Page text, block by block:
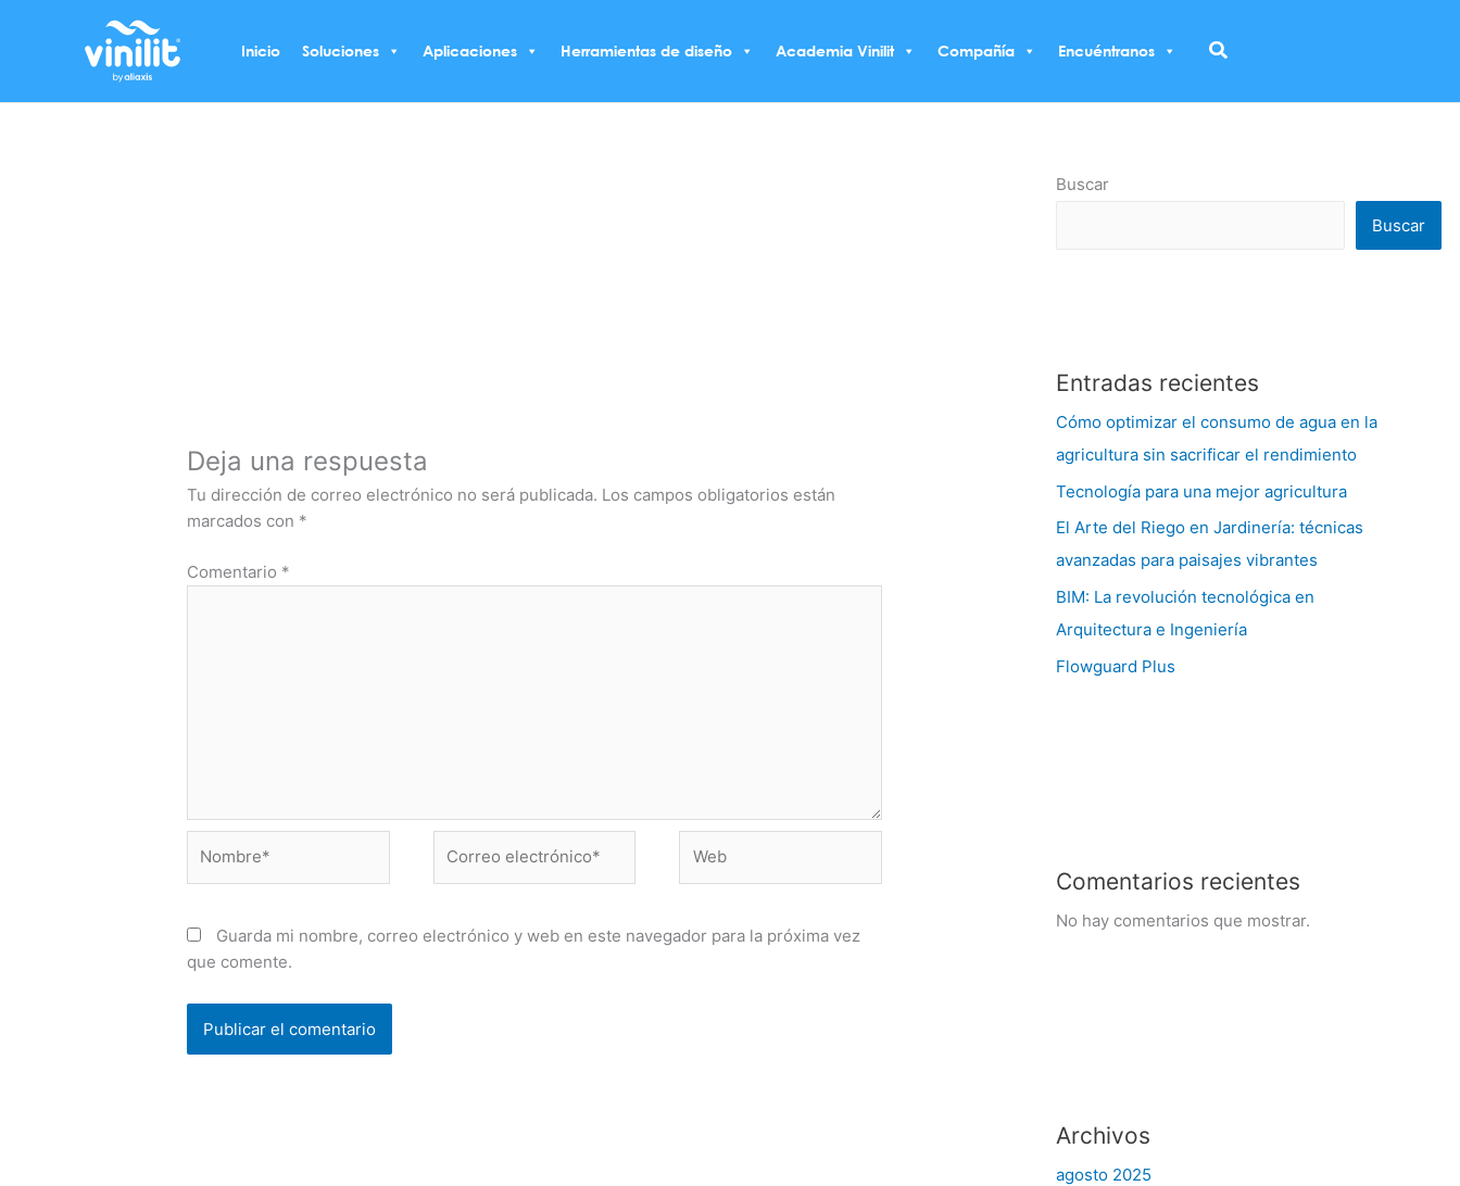
Inicio Soluciones Aplicaciones Herramientas de diseño Academia Vinilit Compañía Encuéntranos Buscar
Deja una respuesta
Tu dirección de correo electrónico no será publicada. Los campos obligatorios están
marcados con *
Comentario *
electrónico*
Guarda mi nombre, correo electrónico y web en este navegador para la próxima vez
que comente.
Buscar
Buscar
Entradas recientes
Cómo optimizar el consumo de agua en la
agricultura sin sacrificar el rendimiento
Tecnología para una mejor agricultura
El Arte del Riego en Jardinería: técnicas
avanzadas para paisajes vibrantes
BIM: La revolución tecnológica en
Arquitectura e Ingeniería
Flowguard Plus
Comentarios recientes
No hay comentarios que mostrar.
Archivos
agosto 2025